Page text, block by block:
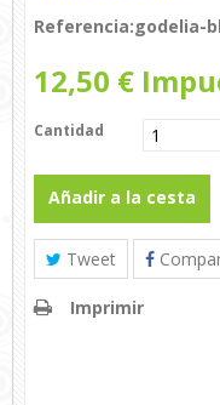
Referencia:godelia-
12,50 €
Cantidad
Añadir a la cesta
Tweet
Imprimir